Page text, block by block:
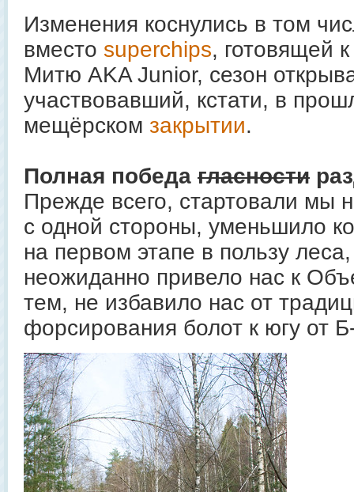
Изменения коснулись в том
вместо superchips, готовящей
Митю AKA Junior, сезон
участвовавший, кстати, в
мещёрском закрытии.
Полная победа гласности
Прежде всего, стартовали мы
с одной стороны, уменьшило
на первом этапе в пользу
неожиданно привело нас к
тем, не избавило нас от
форсирования болот к югу от